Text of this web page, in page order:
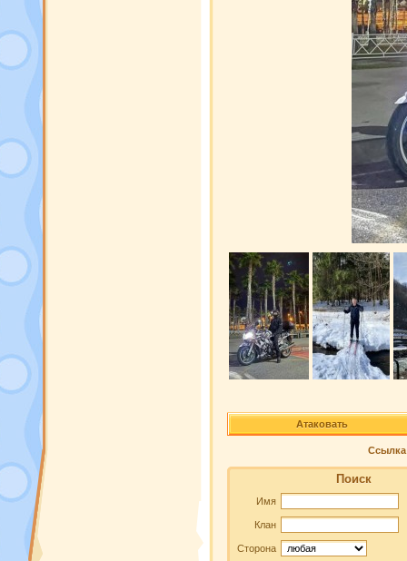
Атаковать
Ссылка
Поиск
Имя
Клан
Сторона